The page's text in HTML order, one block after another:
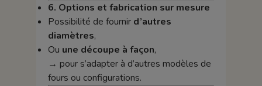
6. Options et fabrication sur mesure
Possibilité de fournir d’autres
diamètres,
Ou une découpe à façon,
→ pour s’adapter à d’autres modèles de
fours ou configurations.